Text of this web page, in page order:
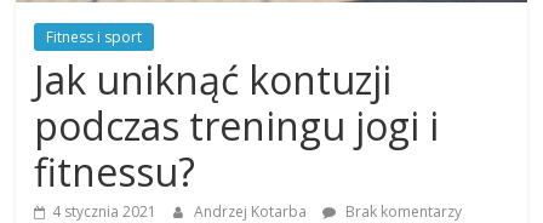
Fitness i sport
Jak uniknąć kontuzji
podczas treningu jogi i
fitnessu?
4 stycznia 2021 Andrzej Kotarba Brak komentarzy